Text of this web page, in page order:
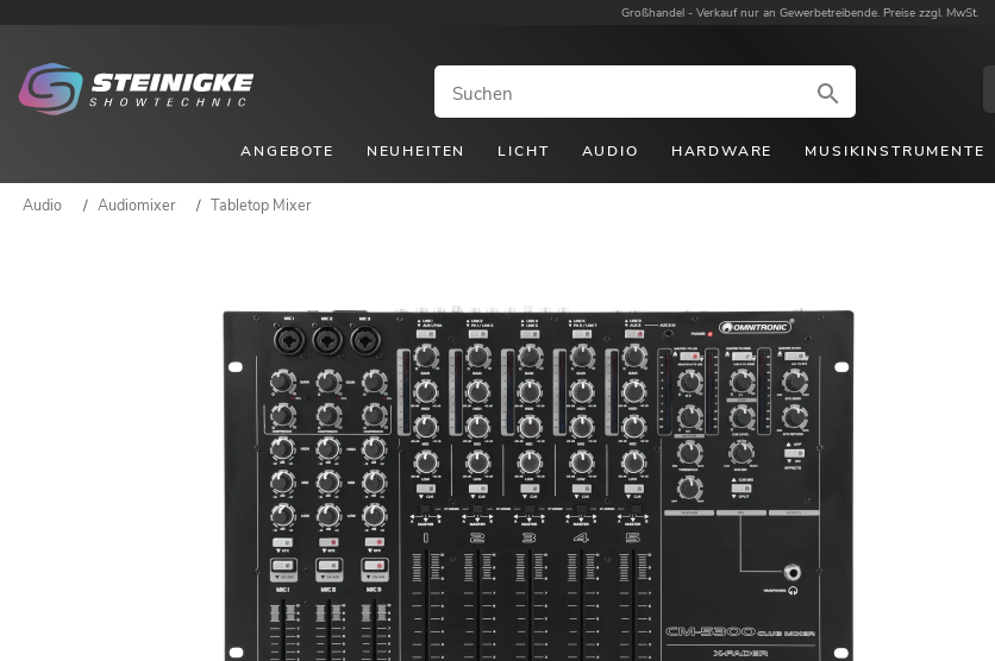
Großhandel - Verkauf nur an Gewerbetreibende. Preise zzgl. MwSt.
ANGEBOTE NEUHEITEN LICHT AUDIO HARDWARE MUSIKINSTRUMENTE
Audio / Audiomixer / Tabletop Mixer